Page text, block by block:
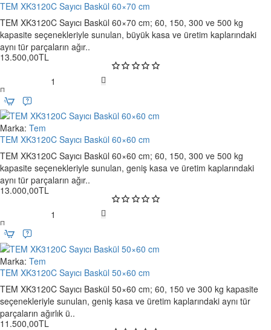
hat oluşturur; ağır olmayan içeriklerde yeterli sızdırmazlık sağlar.
Enerji tüketimi ne kadar?
Cihaz yaklaşık0,78 kWgüçle çalışır. Impulse prensibi sayesinde ısıtma
süreleri kısa olduğundan bekleme durumunda enerji tüketimi düşüktür.
Bakımda nelere dikkat etmeliyim?
Mühürleme platformunu kuru/temiz tutun. Teflon yırtıldığında değiştirin;
aşınmış silikon kauçuğu yenileyin. Nemli ürünlerle temizlik yapmayın;
orijinal sarf kullanın.
Kutu içeriğinde neler bulunur?
Makine ile birlikte 2× yedek teflon bant, 2× yedek rezistans tel, güç
kablosu ve kısa kullanım kılavuzu verilir.
Garanti süresi nedir?
2 yıl garanti
tedariği için bizimle iletişime geçebilirsiniz.
Dijital
El
Kantarı
5/10
g
TEM XK3120C Sayıcı Baskül 60×70 cm
TEM XK3120C Sayıcı Baskül 60×70 cm; 60, 150, 300 ve 500 kg
kapasite seçenekleriyle sunulan, büyük kasa ve üretim kaplarındaki
aynı tür parçaların ağır..
13.500,00TL
TEM
XK3120C
Sayıcı
Baskül
60×70
cm
Marka: Tem
TEM XK3120C Sayıcı Baskül 60×60 cm
TEM XK3120C Sayıcı Baskül 60×60 cm; 60, 150, 300 ve 500 kg
kapasite seçenekleriyle sunulan, geniş kasa ve üretim kaplarındaki
aynı tür parçaların ağır..
13.000,00TL
TEM
XK3120C
Sayıcı
Baskül
60×60
cm
Marka: Tem
TEM XK3120C Sayıcı Baskül 50×60 cm
TEM XK3120C Sayıcı Baskül 50×60 cm; 60, 150 ve 300 kg kapasite
seçenekleriyle sunulan, geniş kasa ve üretim kaplarındaki aynı tür
parçaların ağırlık ü..
11.500,00TL